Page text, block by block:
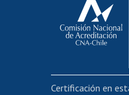
Cursos
Portal de
Certificación en